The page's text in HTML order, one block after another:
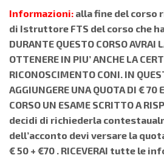
Informazioni: alla fine del corso
di Istruttore FTS del corso che
DURANTE QUESTO CORSO AVRAI
OTTENERE IN PIU’ ANCHE LA
RICONOSCIMENTO CONI. IN
AGGIUNGERE UNA QUOTA DI € 70
CORSO UN ESAME SCRITTO A
decidi di richiederla
dell’acconto devi versare la
€ 50 + €70 . RICEVERAI tutte le